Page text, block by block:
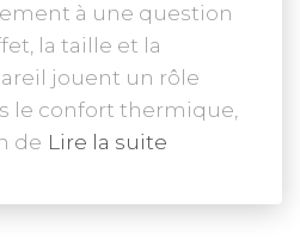
à une question
la taille et la
jouent un rôle
le confort thermique,
de Lire la suite